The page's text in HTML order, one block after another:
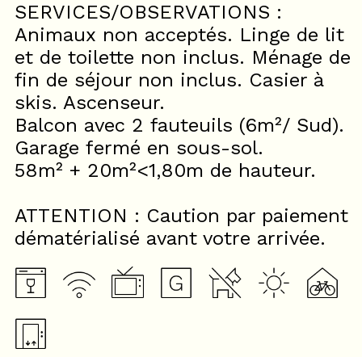
SERVICES/OBSERVATIONS :
Animaux non acceptés. Linge de lit
et de toilette non inclus. Ménage de
fin de séjour non inclus. Casier à
skis. Ascenseur.
Balcon avec 2 fauteuils (6m²/ Sud).
Garage fermé en sous-sol.
58m² + 20m²<1,80m de hauteur.
ATTENTION : Caution par paiement
dématérialisé avant votre arrivée.